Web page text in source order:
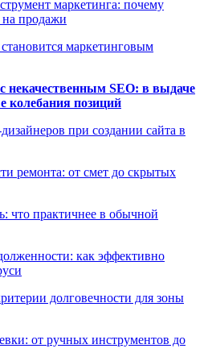
маркетинга: почему
продажи
маркетинговым
некачественным SEO: в выдаче
колебания позиций
при создании сайта в
ремонта: от смет до скрытых
что практичнее в обычной
как эффективно
долговечности для зоны
от ручных инструментов до